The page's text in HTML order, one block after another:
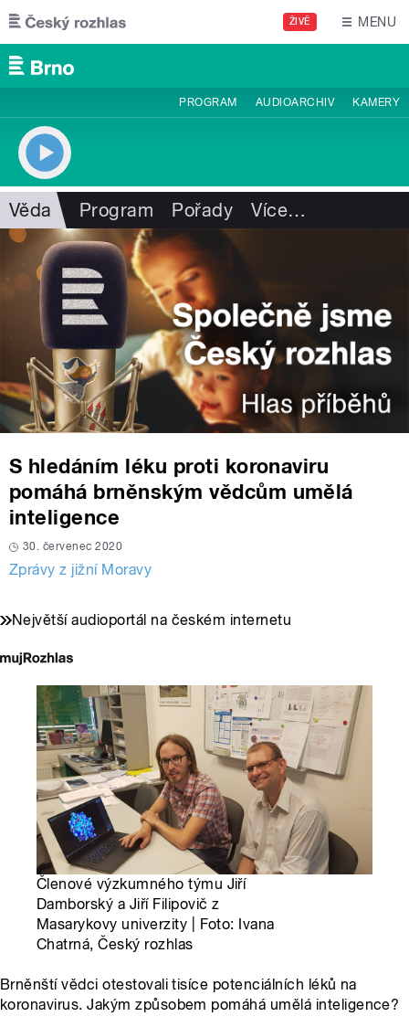
Přejít k hlavnímu obsahu
ŽIVĚ MENU
PROGRAM AUDIOARCHIV KAMERY
Věda Program Pořady Více…
S hledáním léku proti koronaviru
pomáhá brněnským vědcům umělá
inteligence
30. červenec 2020
Zprávy z jižní Moravy
Největší audioportál na českém internetu
Členové výzkumného týmu Jiří
Damborský a Jiří Filipovič z
Masarykovy univerzity | Foto: Ivana
Chatrná, Český rozhlas
Brněnští vědci otestovali tisíce potenciálních léků na
koronavirus. Jakým způsobem pomáhá umělá inteligence?